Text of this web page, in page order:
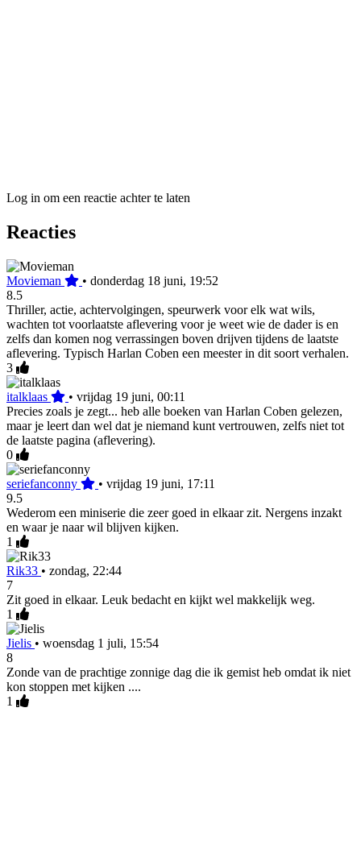
Log in om een reactie achter te laten
Reacties
Movieman • donderdag 18 juni, 19:52
8.5
Thriller, actie, achtervolgingen, speurwerk voor elk wat wils,
wachten tot voorlaatste aflevering voor je weet wie de dader is en
zelfs dan komen nog verrassingen boven drijven tijdens de laatste
aflevering. Typisch Harlan Coben een meester in dit soort verhalen.
3
italklaas • vrijdag 19 juni, 00:11
Precies zoals je zegt... heb alle boeken van Harlan Coben gelezen,
maar je leert dan wel dat je niemand kunt vertrouwen, zelfs niet tot
de laatste pagina (aflevering).
0
seriefanconny • vrijdag 19 juni, 17:11
9.5
Wederom een miniserie die zeer goed in elkaar zit. Nergens inzakt
en waar je naar wil blijven kijken.
1
Rik33 • zondag, 22:44
7
Zit goed in elkaar. Leuk bedacht en kijkt wel makkelijk weg.
1
Jielis • woensdag 1 juli, 15:54
8
Zonde van de prachtige zonnige dag die ik gemist heb omdat ik niet
kon stoppen met kijken ....
1